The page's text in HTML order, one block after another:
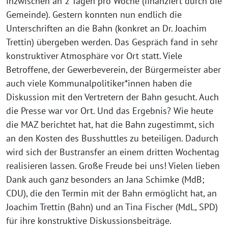
Gemeinde). Gestern konnten nun endlich die
Unterschriften an die Bahn (konkret an Dr. Joachim
Trettin) übergeben werden. Das Gespräch fand in sehr
konstruktiver Atmosphäre vor Ort statt. Viele
Betroffene, der Gewerbeverein, der Bürgermeister aber
auch viele Kommunalpolitiker*innen haben die
Diskussion mit den Vertretern der Bahn gesucht. Auch
die Presse war vor Ort. Und das Ergebnis? Wie heute
die MAZ berichtet hat, hat die Bahn zugestimmt, sich
an den Kosten des Busshuttles zu beteiligen. Dadurch
wird sich der Bustransfer an einem dritten Wochentag
realisieren lassen. Große Freude bei uns! Vielen lieben
Dank auch ganz besonders an Jana Schimke (MdB;
CDU), die den Termin mit der Bahn ermöglicht hat, an
Joachim Trettin (Bahn) und an Tina Fischer (MdL, SPD)
für ihre konstruktive Diskussionsbeiträge.